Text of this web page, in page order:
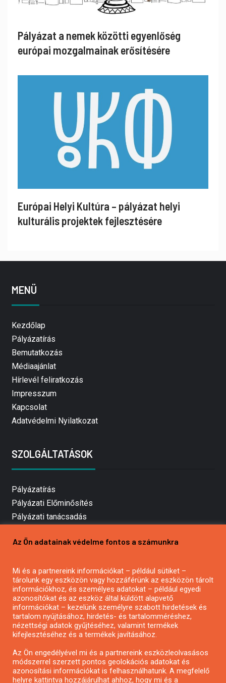
Pályázat a nemek közötti egyenlőség
európai mozgalmainak erősítésére
Európai Helyi Kultúra – pályázat helyi
kulturális projektek fejlesztésére
MENÜ
Kezdőlap
Pályázatírás
Bemutatkozás
Médiaajánlat
Hírlevél feliratkozás
Impresszum
Kapcsolat
Adatvédelmi Nyilatkozat
SZOLGÁLTATÁSOK
Pályázatírás
Pályázati Előminősítés
Pályázati tanácsadás
Mezőgazdasági pályázatírás
Pályázatírás civil szervezeteknek
Pályázatírás önkormányzatoknak
Pályázatfigyelés
Specifikus pályázatfigyelés vagy hírlevél
Pályázatok magánszemélyeknek
Az Ön adatainak védelme fontos a számunkra
Mi és a partnereink információkat – például sütiket –
tárolunk egy eszközön vagy hozzáférünk az eszközön tárolt
információkhoz, és személyes adatokat – például egyedi
azonosítókat és az eszköz által küldött alapvető
információkat – kezelünk személyre szabott hirdetések és
tartalom nyújtásához, hirdetés- és tartalomméréshez,
nézettségi adatok gyűjtéséhez, valamint termékek
kifejlesztéséhez és a termékek javításához.
Az Ön engedélyével mi és a partnereink eszközleolvasásos
módszerrel szerzett pontos geolokációs adatokat és
azonosítási információkat is felhasználhatunk. A megfelelő
helyre kattintva hozzájárulhat ahhoz, hogy mi és a